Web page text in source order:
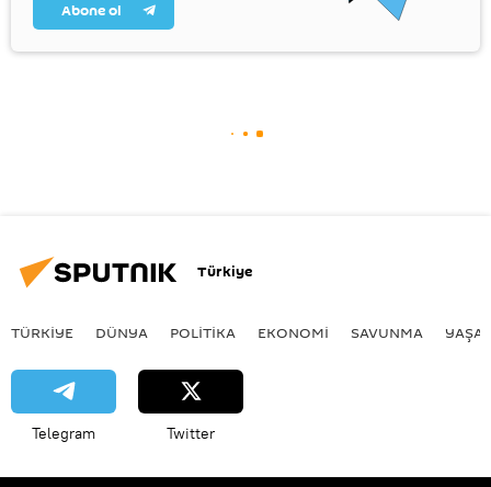
Abone ol
Türkiye
TÜRKIYE DÜNYA POLİTİKA EKONOMİ SAVUNMA
Telegram Twitter